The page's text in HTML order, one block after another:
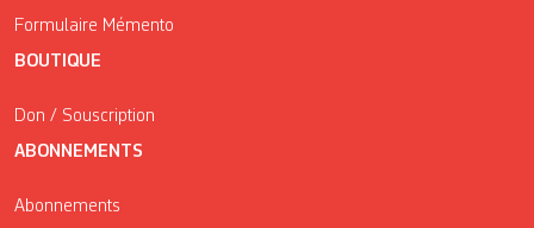
Formulaire Mémento
BOUTIQUE
Don / Souscription
ABONNEMENTS
Abonnements